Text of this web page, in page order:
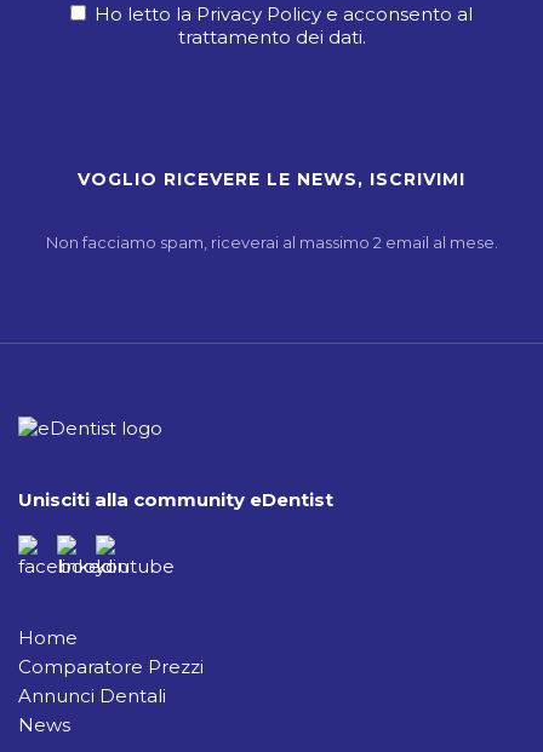
Ho letto la Privacy Policy e acconsento al
trattamento dei dati.
Non facciamo spam, riceverai al massimo 2 email al mese.
Unisciti alla community eDentist
Home
Comparatore Prezzi
Annunci Dentali
News